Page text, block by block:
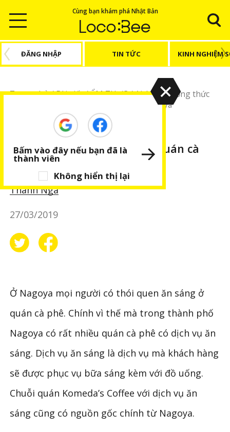
Cùng bạn khám phá Nhật Bản
ĐĂNG NHẬP TIN TỨC KINH NGHIỆM
Trang chủ/Bài viết/ẨM THỰC/Aichi/Thưởng thức
buổi sáng tại quán cà phê nổi tiếng Nagoya
Aichi
Thưởng thức buổi sáng tại quán cà
phê nổi tiếng Nagoya
Thanh Nga
27/03/2019
Ở Nagoya mọi người có thói quen ăn sáng ở
quán cà phê. Chính vì thế mà trong thành phố
Nagoya có rất nhiều quán cà phê có dịch vụ ăn
sáng. Dịch vụ ăn sáng là dịch vụ mà khách hàng
sẽ được phục vụ bữa sáng kèm với đồ uống.
Chuỗi quán Komeda’s Coffee với dịch vụ ăn
sáng cũng có nguồn gốc chính từ Nagoya.
Không hiển thị lại
Bấm vào đây nếu bạn đã là
thành viên